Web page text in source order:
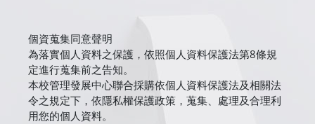
個資蒐集同意聲明
為落實個人資料之保護，依照個人資料保護法第8條規
定進行蒐集前之告知。
本校管理發展中心聯合採購依個人資料保護法及相關法
令之規定下，依隱私權保護政策，蒐集、處理及合理利
用您的個人資料。